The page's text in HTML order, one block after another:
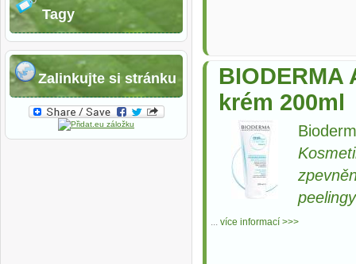
BIODERMA
krém 200ml
peelingy
... více informací >>>
Tagy
Zalinkujte si stránku